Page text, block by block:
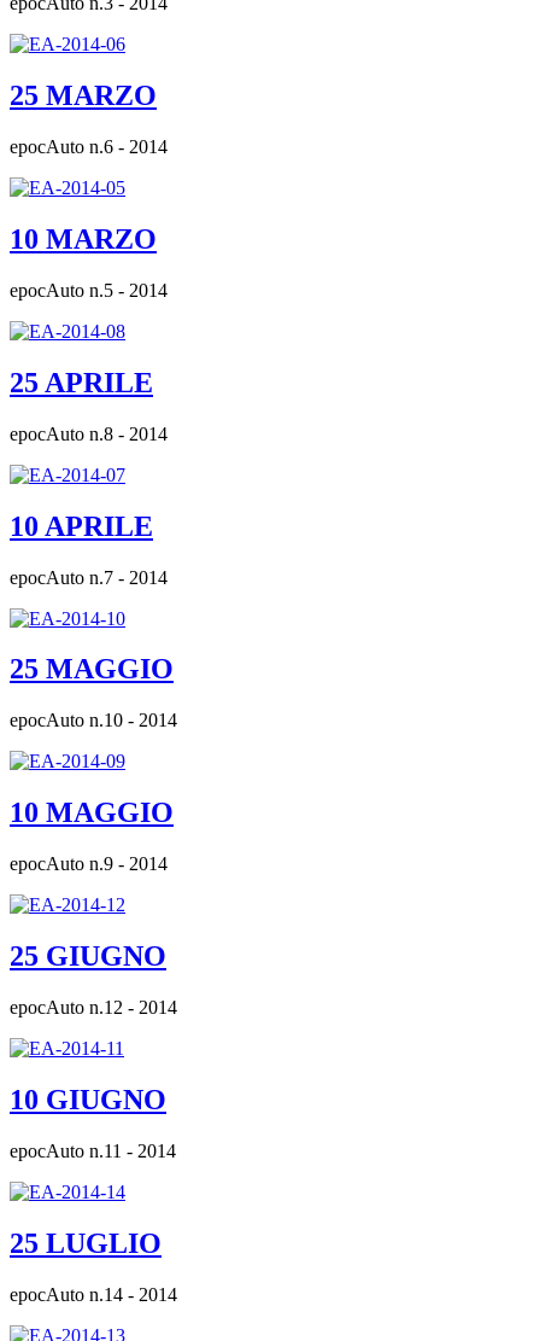
25 MARZO
epocAuto n.6 - 2014
10 MARZO
epocAuto n.5 - 2014
25 APRILE
epocAuto n.8 - 2014
10 APRILE
epocAuto n.7 - 2014
25 MAGGIO
epocAuto n.10 - 2014
10 MAGGIO
epocAuto n.9 - 2014
25 GIUGNO
epocAuto n.12 - 2014
10 GIUGNO
epocAuto n.11 - 2014
25 LUGLIO
epocAuto n.14 - 2014